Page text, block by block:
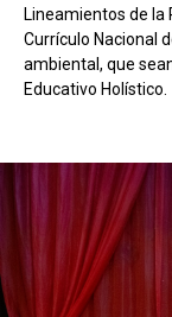
Lineamientos de la
Currículo Nacional
ambiental, que
Educativo Holístico.